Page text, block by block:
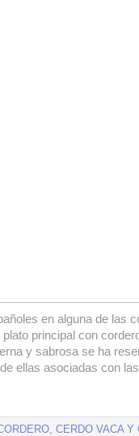
en alguna de las
principal con
y sabrosa se ha
ellas asociadas con
CERDO VACA Y